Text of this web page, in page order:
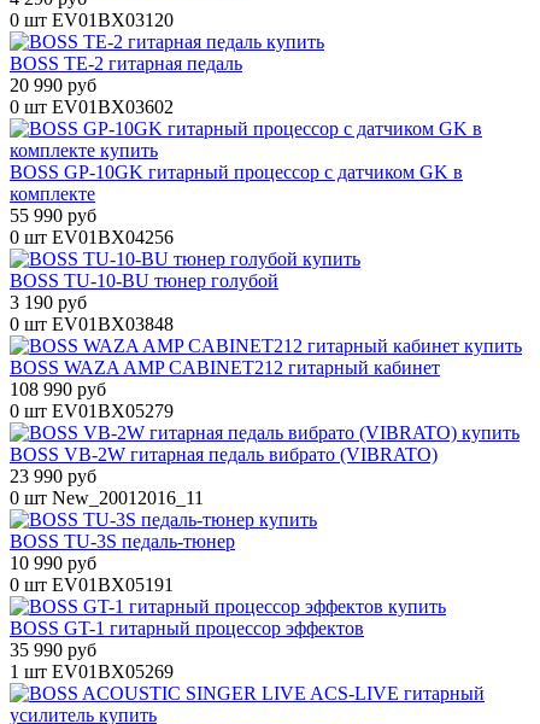
0 шт EV01BX03120
BOSS TE-2 гитарная педаль
20 990 руб
0 шт EV01BX03602
BOSS GP-10GK гитарный процессор с датчиком GK в
комплекте
55 990 руб
0 шт EV01BX04256
BOSS TU-10-BU тюнер голубой
3 190 руб
0 шт EV01BX03848
BOSS WAZA AMP CABINET212 гитарный кабинет
108 990 руб
0 шт EV01BX05279
BOSS VB-2W гитарная педаль вибрато (VIBRATO)
23 990 руб
0 шт New_20012016_11
BOSS TU-3S педаль-тюнер
10 990 руб
0 шт EV01BX05191
BOSS GT-1 гитарный процессор эффектов
35 990 руб
1 шт EV01BX05269